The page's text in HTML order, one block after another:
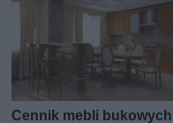
Cennik mebli bukowych